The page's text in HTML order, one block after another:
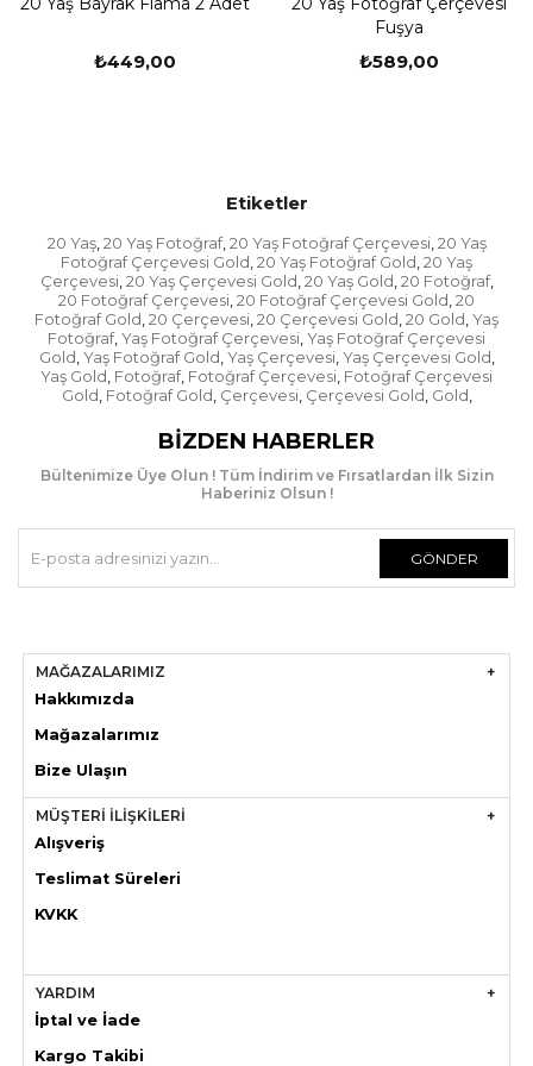
₺449,00
Fuşya
₺589,00
Etiketler
20 Yaş, 20 Yaş Fotoğraf, 20 Yaş Fotoğraf Çerçevesi, 20 Yaş
Fotoğraf Çerçevesi Gold, 20 Yaş Fotoğraf Gold, 20 Yaş
Çerçevesi, 20 Yaş Çerçevesi Gold, 20 Yaş Gold, 20 Fotoğraf,
20 Fotoğraf Çerçevesi, 20 Fotoğraf Çerçevesi Gold, 20
Fotoğraf Gold, 20 Çerçevesi, 20 Çerçevesi Gold, 20 Gold, Yaş
Fotoğraf, Yaş Fotoğraf Çerçevesi, Yaş Fotoğraf Çerçevesi
Gold, Yaş Fotoğraf Gold, Yaş Çerçevesi, Yaş Çerçevesi Gold,
Yaş Gold, Fotoğraf, Fotoğraf Çerçevesi, Fotoğraf Çerçevesi
Gold, Fotoğraf Gold, Çerçevesi, Çerçevesi Gold, Gold,
BIZDEN HABERLER
Bültenimize Üye Olun ! Tüm İndirim ve Fırsatlardan İlk Sizin
Haberiniz Olsun !
GÖNDER
MAĞAZALARIMIZ
Hakkımızda
Mağazalarımız
Bize Ulaşın
MÜŞTERİ İLİŞKİLERİ
Alışveriş
Teslimat Süreleri
KVKK
YARDIM
İptal ve İade
Kargo Takibi